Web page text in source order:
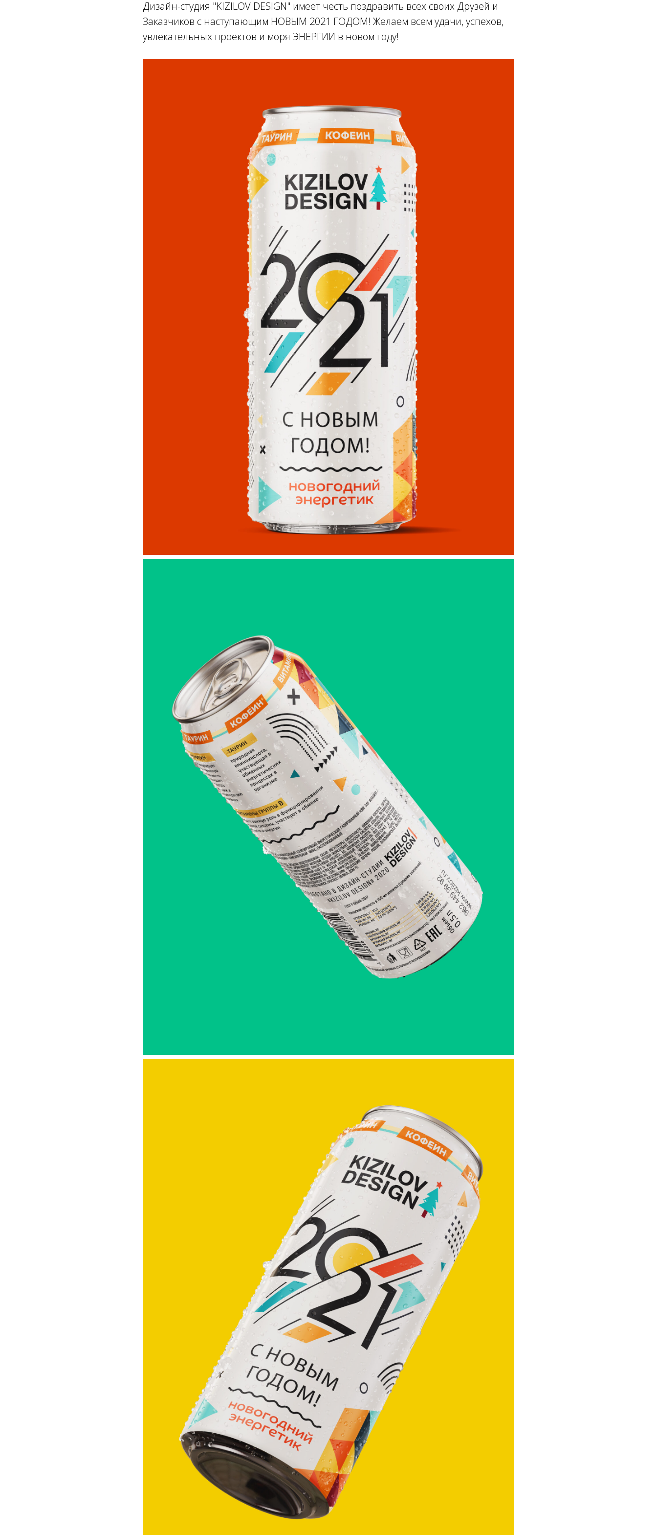
Дизайн-студия "KIZILOV DESIGN" имеет честь поздравить всех своих Друзей и
Заказчиков с наступающим НОВЫМ 2021 ГОДОМ! Желаем всем удачи, успехов,
увлекательных проектов и моря ЭНЕРГИИ в новом году!